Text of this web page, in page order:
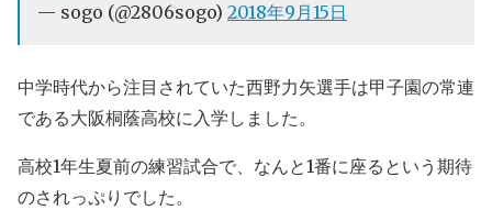
— sogo (@2806sogo) 2018年9月15日
中学時代から注目されていた西野力矢選手は甲子園の常連
である大阪桐蔭高校に入学しました。
高校1年生夏前の練習試合で、なんと1番に座るという期待
のされっぷりでした。